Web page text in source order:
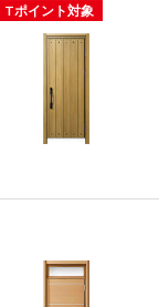
Tポイント対象